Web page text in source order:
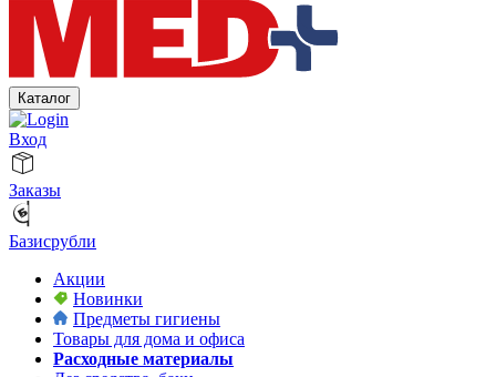
Каталог
Вход
Заказы
Базисрубли
Акции
Новинки
Предметы гигиены
Товары для дома и офиса
Расходные материалы